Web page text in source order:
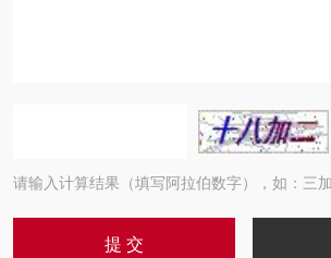
请输入计算结果（填写阿拉伯数字），如：三